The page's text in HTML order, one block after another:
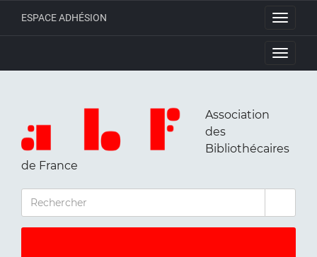
Toggle
ESPACE ADHÉSION
Toggle
Association
des
Bibliothécaires
de France
RECHERCHER